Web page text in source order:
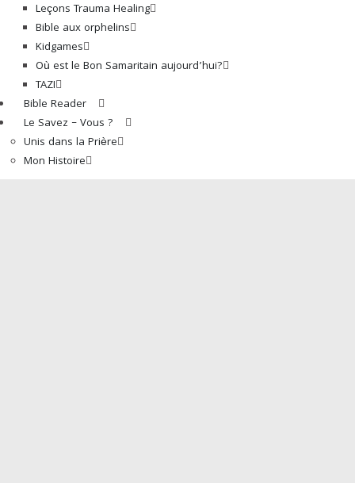
Leçons Trauma Healing
Bible aux orphelins
Kidgames
Où est le Bon Samaritain aujourd’hui?
TAZI
Bible Reader
Le Savez – Vous ?
Unis dans la Prière
Mon Histoire